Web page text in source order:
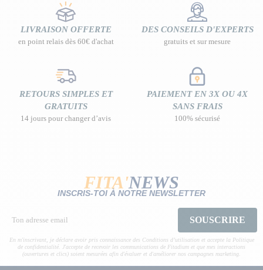
LIVRAISON OFFERTE
en point relais dès 60€ d'achat
DES CONSEILS D'EXPERTS
gratuits et sur mesure
RETOURS SIMPLES ET
GRATUITS
14 jours pour changer d’avis
PAIEMENT EN 3X OU 4X
SANS FRAIS
100% sécurisé
FITA'NEWS
INSCRIS-TOI À NOTRE NEWSLETTER
SOUSCRIRE
En m'inscrivant, je déclare avoir pris connaissance des Conditions d’utilisation et accepte la Politique
de confidentialité. J'accepte de recevoir les communications de Fitadium et que mes interactions
(ouvertures et clics) soient mesurées afin d'évaluer et d'améliorer nos campagnes marketing.